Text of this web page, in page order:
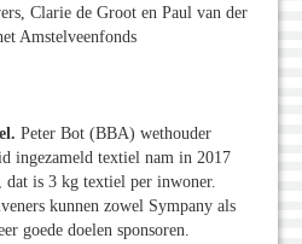
Clarie de Groot en Paul van der
Amstelveenfonds
Peter Bot (BBA) wethouder
ingezameld textiel nam in 2017
is 3 kg textiel per inwoner.
kunnen zowel Sympany als
goede doelen sponsoren.